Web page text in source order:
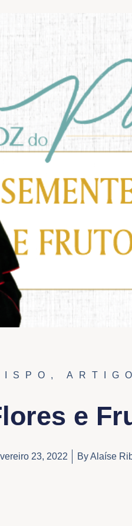
,
e
23, 2022 ByAlaíse